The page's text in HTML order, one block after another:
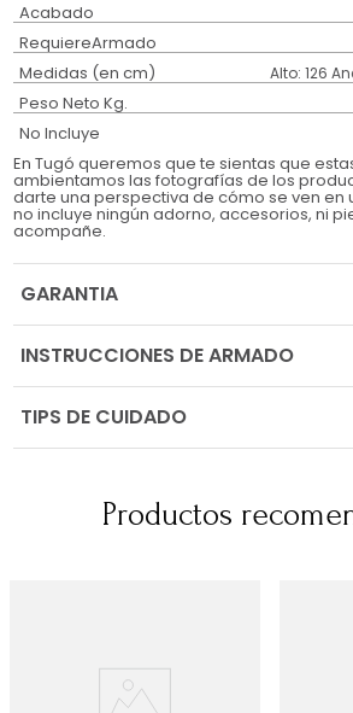
Acabado
RequiereArmado
Medidas (en cm) Alto: 126
Peso Neto Kg.
No Incluye
En Tugó queremos que te sientas que
ambientamos las fotografías de los
darte una perspectiva de cómo se ven en
no incluye ningún adorno, accesorios, ni
acompañe.
GARANTIA
INSTRUCCIONES DE ARMADO
TIPS DE CUIDADO
Productos